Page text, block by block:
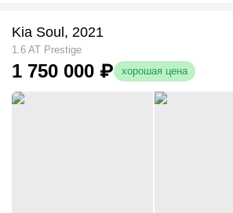
Kia Soul, 2021
1.6 AT Prestige
1 750 000 ₽ хорошая цена